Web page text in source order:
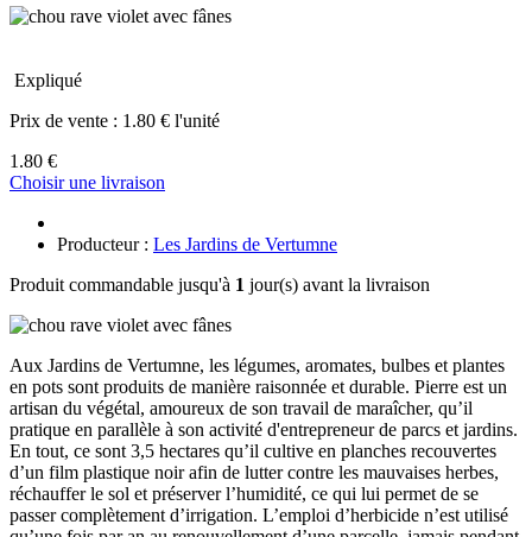
Expliqué
Prix de vente : 1.80 € l'unité
1.80 €
Choisir une livraison
Producteur : Les Jardins de Vertumne
Produit commandable jusqu'à 1 jour(s) avant la livraison
Aux Jardins de Vertumne, les légumes, aromates, bulbes et plantes
en pots sont produits de manière raisonnée et durable. Pierre est un
artisan du végétal, amoureux de son travail de maraîcher, qu’il
pratique en parallèle à son activité d'entrepreneur de parcs et jardins.
En tout, ce sont 3,5 hectares qu’il cultive en planches recouvertes
d’un film plastique noir afin de lutter contre les mauvaises herbes,
réchauffer le sol et préserver l’humidité, ce qui lui permet de se
passer complètement d’irrigation. L’emploi d’herbicide n’est utilisé